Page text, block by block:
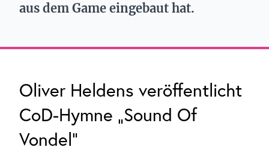
aus dem Game eingebaut hat.
Oliver Heldens veröffentlicht
CoD-Hymne „Sound Of
Vondel“